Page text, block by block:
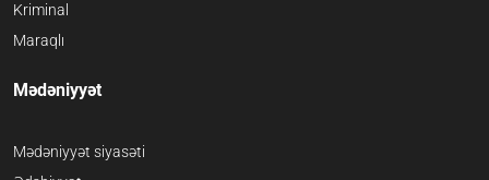
Kriminal
Maraqlı
Mədəniyyət
Mədəniyyət siyasəti